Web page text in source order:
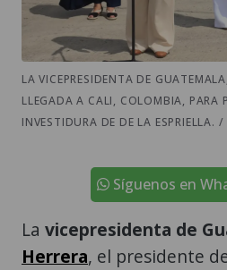
LA VICEPRESIDENTA DE
LLEGADA A CALI, COLOMBIA, PARA
INVESTIDURA DE DE LA ESPRIELLA.
Síguenos en
La vicepresidenta de
Herrera, el presidente